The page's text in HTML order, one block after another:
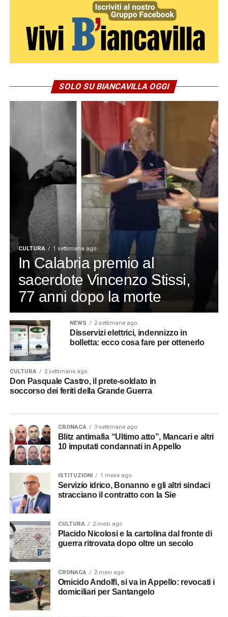
SOLO SU BIANCAVILLA OGGI
CULTURA 1 settimana ago
In Calabria premio al
sacerdote Vincenzo Stissi,
77 anni dopo la morte
NEWS 2 settimane ago
Disservizi elettrici, indennizzo in
bolletta: ecco cosa fare per ottenerlo
CULTURA 2 settimane ago
Don Pasquale Castro, il prete-soldato in
soccorso dei feriti della Grande Guerra
CRONACA 3 settimane ago
Blitz antimafia “Ultimo atto”, Mancari e altri
10 imputati condannati in Appello
ISTITUZIONI 1 mese ago
Servizio idrico, Bonanno e gli altri sindaci
stracciano il contratto con la Sie
CULTURA 2 mesi ago
Placido Nicolosi e la cartolina dal fronte di
guerra ritrovata dopo oltre un secolo
CRONACA 2 mesi ago
Omicido Andolfi, si va in Appello: revocati i
domiciliari per Santangelo